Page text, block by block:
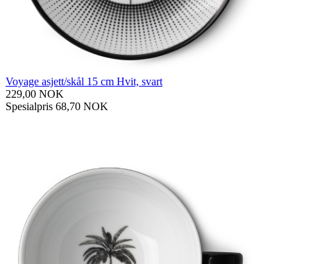
Voyage asjett/skål 15 cm Hvit, svart
229,00 NOK
Spesialpris 68,70 NOK